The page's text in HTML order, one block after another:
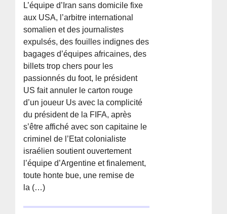
L’équipe d’Iran sans domicile fixe
aux USA, l’arbitre international
somalien et des journalistes
expulsés, des fouilles indignes des
bagages d’équipes africaines, des
billets trop chers pour les
passionnés du foot, le président
US fait annuler le carton rouge
d’un joueur Us avec la complicité
du président de la FIFA, après
s’être affiché avec son capitaine le
criminel de l’Etat colonialiste
israélien soutient ouvertement
l’équipe d’Argentine et finalement,
toute honte bue, une remise de
la (…)